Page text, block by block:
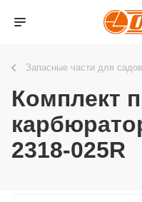
Запасные части для
Комплект
2318-025R